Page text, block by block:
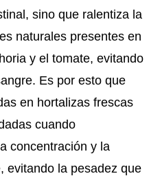
sino que ralentiza la
naturales presentes en
y el tomate, evitando
Es por esto que
en hortalizas frescas
cuando
concentración y la
evitando la pesadez que